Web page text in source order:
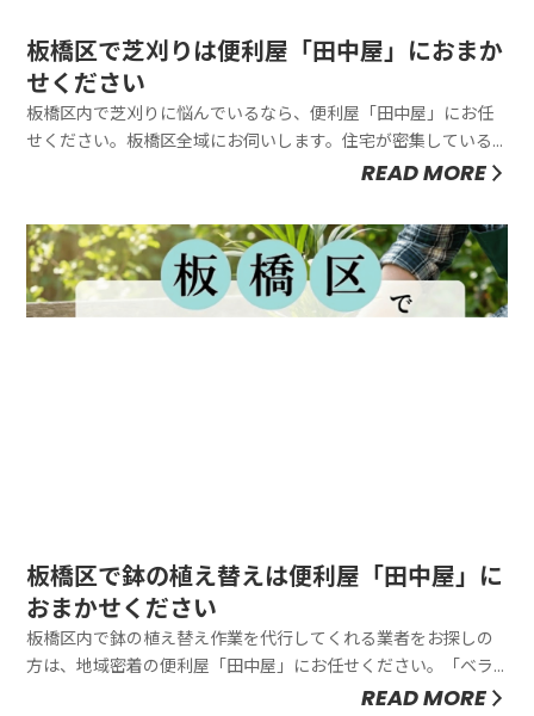
板橋区で芝刈りは便利屋「田中屋」におまか
せください
板橋区内で芝刈りに悩んでいるなら、便利屋「田中屋」にお任
せください。板橋区全域にお伺いします。住宅が密集している
エリアのコンパクトなお庭から、お手入れが難しくなった広い
中屋ではお客さまのご要望に合わせて柔軟に対応します。困り
ごとがあればお気軽に...
READ MORE
板橋区で鉢の植え替えは便利屋「田中屋」に
おまかせください
板橋区内で鉢の植え替え作業を代行してくれる業者をお探しの
方は、地域密着の便利屋「田中屋」にお任せください。「ベラ
ンダの観葉植物が大きくなりすぎて、植え替えたいけれどスペ
READ MORE